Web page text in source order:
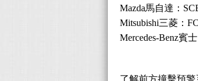
Mazda馬自達：
Mitsubishi三菱：
Mercedes-Benz賓
了解前方撞擊預